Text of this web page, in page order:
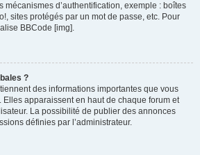
mécanismes d’authentification, exemple : boîtes
sites protégés par un mot de passe, etc. Pour
BBCode [img].
?
des informations importantes que vous
apparaissent en haut de chaque forum et
La possibilité de publier des annonces
définies par l’administrateur.